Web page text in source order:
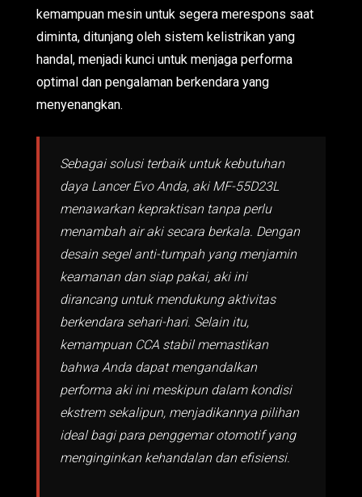
kemampuan mesin untuk segera merespons saat
diminta, ditunjang oleh sistem kelistrikan yang
handal, menjadi kunci untuk menjaga performa
optimal dan pengalaman berkendara yang
menyenangkan.
Sebagai solusi terbaik untuk kebutuhan
daya Lancer Evo Anda, aki MF-55D23L
menawarkan kepraktisan tanpa perlu
menambah air aki secara berkala. Dengan
desain segel anti-tumpah yang menjamin
keamanan dan siap pakai, aki ini
dirancang untuk mendukung aktivitas
berkendara sehari-hari. Selain itu,
kemampuan CCA stabil memastikan
bahwa Anda dapat mengandalkan
performa aki ini meskipun dalam kondisi
ekstrem sekalipun, menjadikannya pilihan
ideal bagi para penggemar otomotif yang
menginginkan kehandalan dan efisiensi.